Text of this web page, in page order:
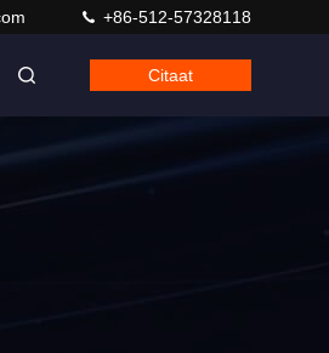
+86-512-57328118
Citaat